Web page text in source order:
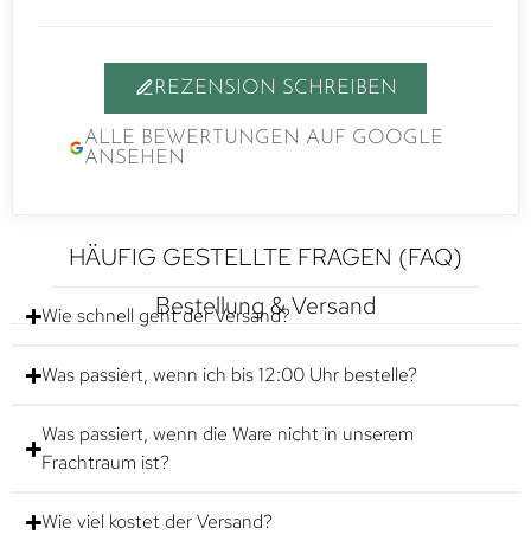
REZENSION SCHREIBEN
ALLE BEWERTUNGEN AUF GOOGLE
ANSEHEN
HÄUFIG GESTELLTE FRAGEN (FAQ)
Bestellung & Versand
Wie schnell geht der Versand?
Was passiert, wenn ich bis 12:00 Uhr bestelle?
Was passiert, wenn die Ware nicht in unserem
Frachtraum ist?
Wie viel kostet der Versand?